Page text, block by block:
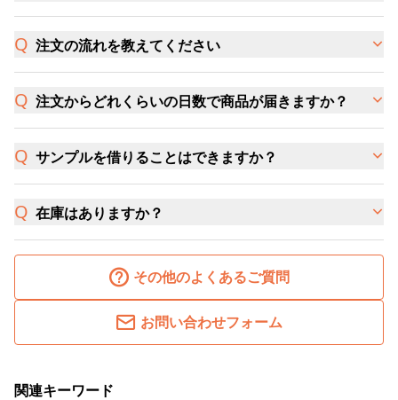
注文の流れを教えてください
注文からどれくらいの日数で商品が届きますか？
サンプルを借りることはできますか？
在庫はありますか？
その他のよくあるご質問
お問い合わせフォーム
関連キーワード